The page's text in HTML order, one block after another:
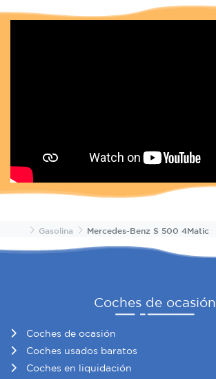
InicioGasolina Mercedes-Benz S 500 4Matic
Coches de ocasión
Coches de ocasión
Coches usados baratos
Coches en liquidación